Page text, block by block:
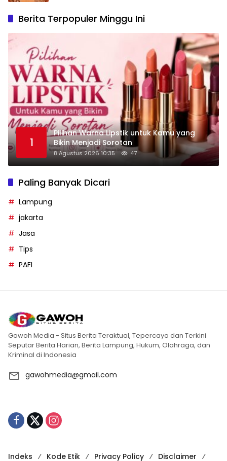
Berita Terpopuler Minggu Ini
1
Pilihan Warna Lipstik untuk Kamu yang
Bikin Menjadi Sorotan
8 Agustus 2026 10:35 47
Paling Banyak Dicari
Lampung
jakarta
Jasa
Tips
PAFI
Gawoh Media - Situs Berita Teraktual, Tepercaya dan Terkini
Seputar Berita Harian, Berita Lampung, Hukum, Olahraga, dan
Kriminal di Indonesia
gawohmedia@gmail.com
Indeks Kode Etik Privacy Policy Disclaimer